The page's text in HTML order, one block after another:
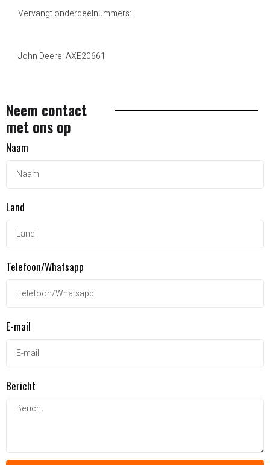
Vervangt onderdeelnummers:
John Deere: AXE20661
Neem contact
met ons op
Naam
Land
Telefoon/Whatsapp
E-mail
Bericht